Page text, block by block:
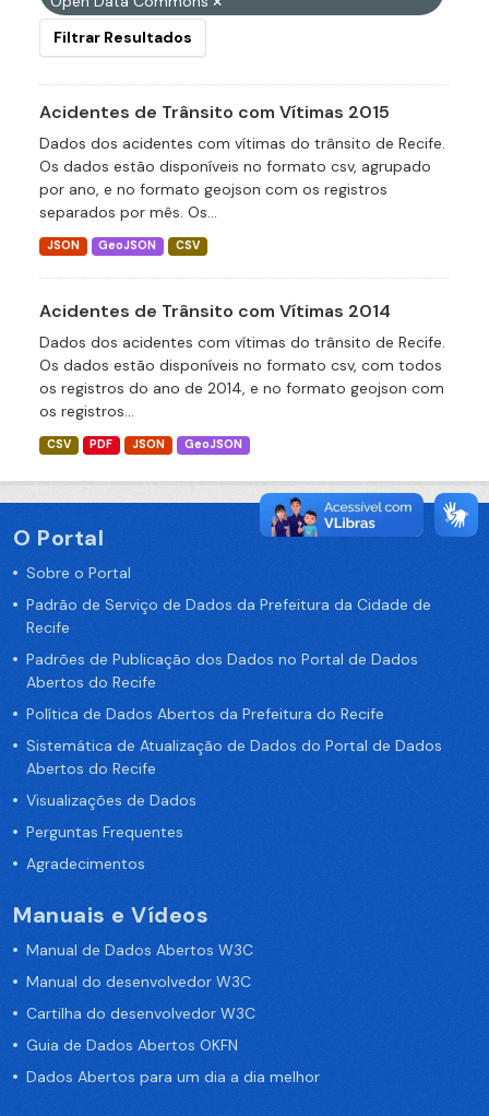
Filtrar Resultados
Acidentes de Trânsito com Vítimas 2015
Dados dos acidentes com vítimas do trânsito de Recife.
Os dados estão disponíveis no formato csv, agrupado
por ano, e no formato geojson com os registros
separados por mês. Os...
JSON GeoJSON CSV
Acidentes de Trânsito com Vítimas 2014
Dados dos acidentes com vítimas do trânsito de Recife.
Os dados estão disponíveis no formato csv, com todos
os registros do ano de 2014, e no formato geojson com
os registros...
CSV PDF JSON GeoJSON
O Portal
Sobre o Portal
Padrão de Serviço de Dados da Prefeitura da Cidade de
Recife
Padrões de Publicação dos Dados no Portal de Dados
Abertos do Recife
Política de Dados Abertos da Prefeitura do Recife
Sistemática de Atualização de Dados do Portal de Dados
Abertos do Recife
Visualizações de Dados
Perguntas Frequentes
Agradecimentos
Manuais e Vídeos
Manual de Dados Abertos W3C
Manual do desenvolvedor W3C
Cartilha do desenvolvedor W3C
Guia de Dados Abertos OKFN
Dados Abertos para um dia a dia melhor